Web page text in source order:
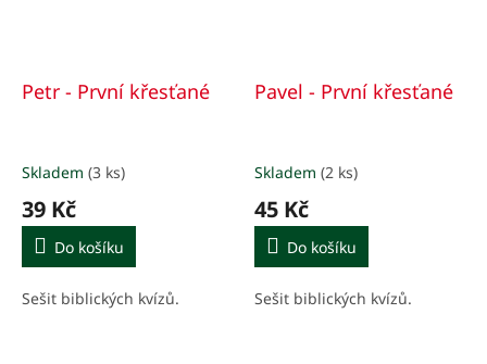
Petr - První křesťané
Skladem (3 ks)
39 Kč
Do košíku
Sešit biblických kvízů.
Pavel - První křesťané
Skladem (2 ks)
45 Kč
Do košíku
Sešit biblických kvízů.